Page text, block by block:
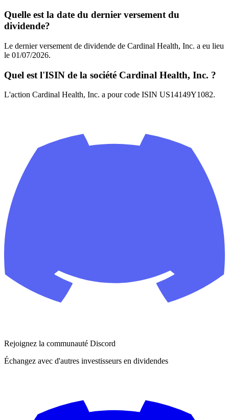
Quelle est la date du dernier versement du
dividende?
Le dernier versement de dividende de Cardinal Health, Inc. a eu lieu
le 01/07/2026.
Quel est l'ISIN de la société Cardinal Health, Inc. ?
L'action Cardinal Health, Inc. a pour code ISIN US14149Y1082.
Rejoignez la communauté Discord
Échangez avec d'autres investisseurs en dividendes